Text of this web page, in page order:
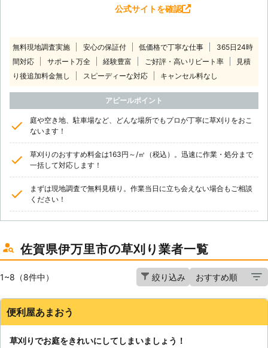
公式サイトを確認
無料現地調査実施 安心の保証付 低価格で丁寧な仕事
365日24時
間対応
サポート万全 経験豊富 ご好評・高いリピート率
見積
り後追加料金無し
スピーディーな対応 キャンセル料なし
アピールポイント
庭や空き地、駐車場など、どんな場所でもプロが丁寧に草刈りをおこ
ないます！
草刈りのおすすめ料金は163円～/㎡（税込）。迅速に作業・処分まで
一括して対応します！
まずは現地調査で無料見積り。作業当日に立ち会えない場合もご相談
ください！
佐賀県伊万里市の草刈り業者一覧
1~8（8件中） 絞り込み
便利屋あまおう
草刈りでお庭をきれいにしてしまいましょう！